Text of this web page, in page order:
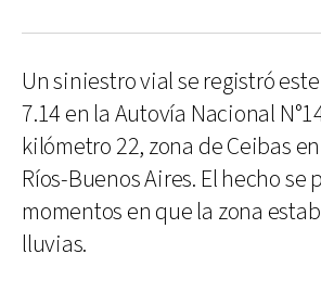
Un siniestro vial se registró
7.14 en la Autovía Nacional
kilómetro 22, zona de Ceibas
Ríos-Buenos Aires. El hecho se
momentos en que la zona
lluvias.